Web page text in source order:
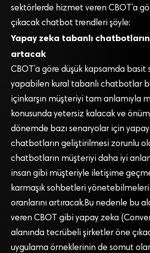
sektörlerde hizmet veren CBOT’a
çıkacak chatbot trendleri şöyle:
Yapay zeka tabanlı chatbotların
artacak
CBOT’a göre düşük kapsamda basit
yapabilen kural tabanlı chatbotlar
içinkarşın müşteriyi tam anlamıyla
konusunda yetersiz kalacak ve
dönemde bazı senaryolar için
chatbotların geliştirilmesi zorunlu
chatbotların müşteriyi daha iyi
insan gibi müşteriyle iletişime
karmaşık sohbetleri
oranlarını artıracak.Bu nedenle bu
veren CBOT gibi yapay zeka
alanında tecrübeli şirketler öne
uygulama örneklerinin de somut